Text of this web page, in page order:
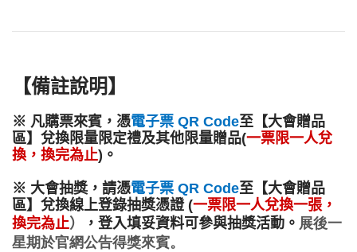
【備註說明】
※ 凡購票來賓，憑電子票 QR Code至【大會贈品
區】兌換限量限定禮及其他限量贈品(一票限一人兌
換，換完為止)。
※ 大會抽獎， 請憑電子票 QR Code至【大會贈品
區】 兌換線上登錄抽獎憑證 (一票限一人兌換一張，
換完為止） ， 登入填妥資料可參與抽獎活動。 展後一
星期於官網公告得獎來賓。